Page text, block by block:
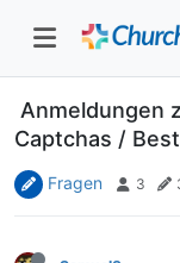
Anmeldungen
Captchas /
Fragen 3